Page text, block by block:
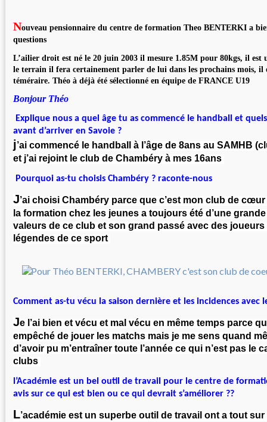
Nouveau pensionnaire du centre de formation Theo BENTERKI a
questions
L’ailier droit est né le 20 juin 2003 il mesure 1.85M pour 80kgs, il
le terrain il fera certainement parler de lui dans les prochains mois, il
téméraire. Théo à déjà été sélectionné en équipe de FRANCE U19
Bonjour Théo
Explique nous a quel âge tu as commencé le handball et
avant d’arriver en Savoie ?
j’ai commencé le handball à l’âge de 8ans au SAMHB
et j’ai rejoint le club de Chambéry à mes 16ans
Pourquoi as-tu choisis Chambéry ? raconte-nous
J’ai choisi Chambéry parce que c’est mon club de
la formation chez les jeunes a toujours été d’une
valeurs de ce club et son grand passé avec des
légendes de ce sport
Comment as-tu vécu la saison dernière et les incidences avec
Je l’ai bien et vécu et mal vécu en même temps parce
empêché de jouer les matchs mais je me sens quand
d’avoir pu m’entraîner toute l’année ce qui n’est pas le
clubs
l’Académie est un bel outil de travail pour le centre de
avis sur ce qui est bien ou ce qui devrait s’améliorer ??
L’académie est un superbe outil de travail ont a tout